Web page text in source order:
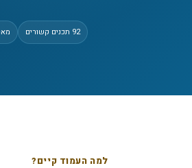
92 תכנים קשורים
למה העמוד קיים?